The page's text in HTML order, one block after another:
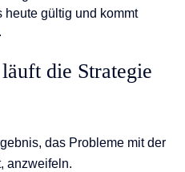
heute gültig und kommt
die Strategie
das Probleme mit der
anzweifeln.